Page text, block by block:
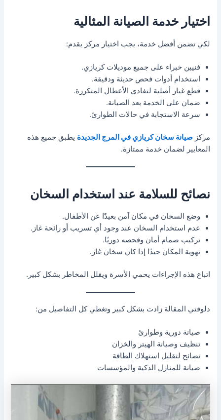
اختيار خدمة الصيانة المثالية
لكي تضمن أفضل خدمة، يجب اختيار مركز يقدم:
فنيين خبراء على جميع موديلات كريازي.
استخدام أدوات فحص حديثة ودقيقة.
قطع غيار أصلية لتفادي الأعطال المتكررة.
ضمان على الخدمة بعد الصيانة.
سرعة الاستجابة في حالات الطوارئ.
مركزصيانة سخان كريازي في المرج الجديدة يطبق جميع هذه
المعايير لضمان خدمة ممتازة.
نصائح للسلامة عند استخدام السخان
وضع السخان في مكان آمن بعيدًا عن الأطفال.
عدم استخدام السخان عند وجود أي تسريب أو رائحة غاز.
تركيب صمام أمان وفحصه دوريًا.
تهوية المكان جيدًا إذا كان سخان غاز.
اتباع هذه الإجراءات يحمي الأسرة ويقلل المخاطر بشكل كبير.
دلوقتي المقالة زادت بشكل كبير وتغطي كل التفاصيل من:
صيانة دورية وطوارئ
تنظيف وصيانة الهيتر والخزان
نصائح لتقليل استهلاك الطاقة
صيانة للمنازل الذكية والمؤسسات